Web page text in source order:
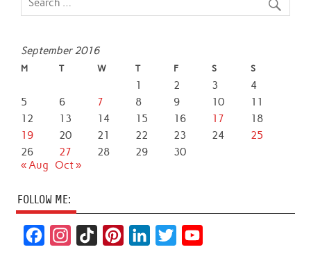
September 2016
M T W T F S S
1 2 3
4
5
6 7 8 9 10
11
12
13 14 15 16 17
18
19
20 21 22 23 24
25
26
27 28 29
30
« Aug
Oct »
FOLLOW ME: